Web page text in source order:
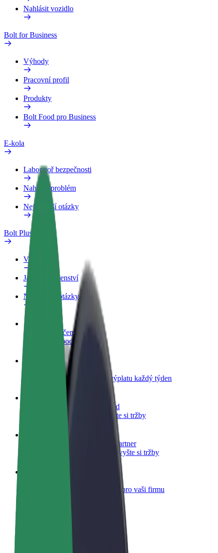
Nahlásit vozidlo
Bolt for Business
Výhody
Pracovní profil
Produkty
Bolt Food pro Business
E-kola
Laboratoř bezpečnosti
Nahlásit problém
Nejčastější otázky
Bolt Plus
Výhody
Jak získat členství
Nejčastější otázky
Staňte se řidičem
Vydělávejte podle sebe
Staňte se kurýrem
Doručujte jídlo a dostávejte výplatu každý týden
Přidejte restauraci nebo obchod
Oslovte více zákazníků a zvyšte si tržby
Zaregistrujte se jako flotilový partner
Přidejte svou flotilu k Boltu a zvyšte si tržby
Produkty a služby Boltu přesně pro vaši firmu